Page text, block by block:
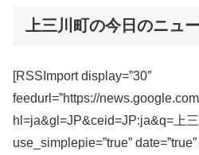
上三川町の今日のニュ
[RSSImport display=”30″
feedurl=”https://
hl=ja&gl=JP&ceid=JP:ja&q=上
use_simplepie=”true”